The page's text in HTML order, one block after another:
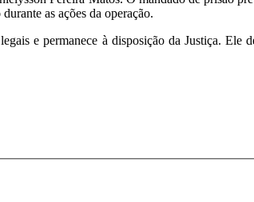
as ações da operação.
e permanece à disposição da Justiça. Ele